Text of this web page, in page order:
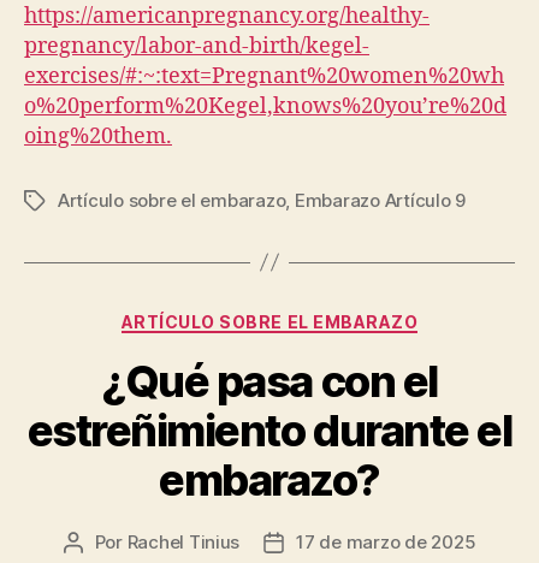
https://americanpregnancy.org/healthy-
pregnancy/labor-and-birth/kegel-
exercises/#:~:text=Pregnant%20women%20wh
o%20perform%20Kegel,knows%20you’re%20d
oing%20them.
Etiquetas
Artículo sobre el embarazo, Embarazo Artículo 9
Categorías
ARTÍCULO SOBRE EL EMBARAZO
¿Qué pasa con el
estreñimiento durante el
embarazo?
Autor
Por Rachel Tinius
Fecha17 de marzo de 2025